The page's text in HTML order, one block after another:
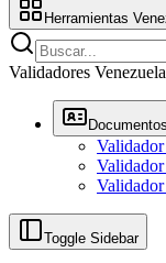
Herramientas
Validadores Venezuela
Toggle Sidebar